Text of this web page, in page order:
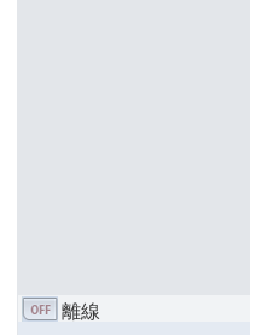
離線